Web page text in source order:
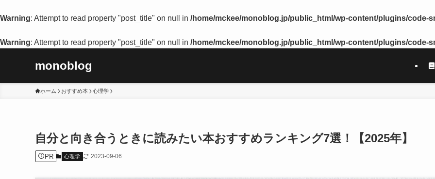
Warning: Attempt to read property "post_title" on null in /home/mckee/monoblog.jp/public_html/wp-content/plugins/code-
Warning: Attempt to read property "post_title" on null in /home/mckee/monoblog.jp/public_html/wp-content/plugins/code-
monoblog
ホーム おすすめ本 心理学
自分と向き合うときに読みたい本おすすめランキング7選！【2025年】
PR 心理学 2023-09-06